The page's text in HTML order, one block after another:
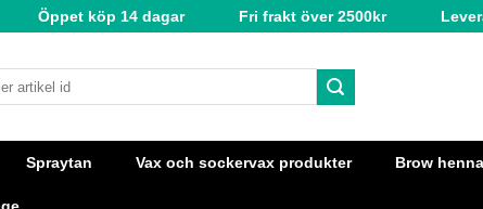
Öppet köp 14 dagar Fri frakt över 2500kr
Spraytan Vax och sockervax produkter Brow henna